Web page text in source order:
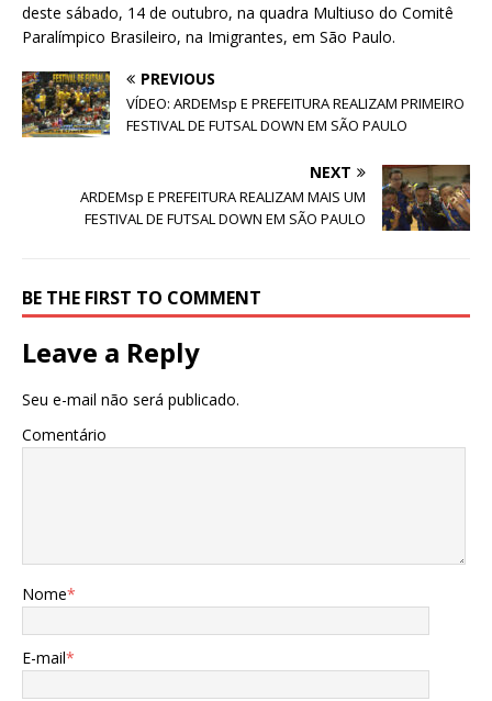
deste sábado, 14 de outubro, na quadra Multiuso do Comitê
Paralímpico Brasileiro, na Imigrantes, em São Paulo.
PREVIOUS
VÍDEO: ARDEMsp E PREFEITURA REALIZAM PRIMEIRO
FESTIVAL DE FUTSAL DOWN EM SÃO PAULO
NEXT
ARDEMsp E PREFEITURA REALIZAM MAIS UM
FESTIVAL DE FUTSAL DOWN EM SÃO PAULO
BE THE FIRST TO COMMENT
Leave a Reply
Seu e-mail não será publicado.
Comentário
Nome*
E-mail*